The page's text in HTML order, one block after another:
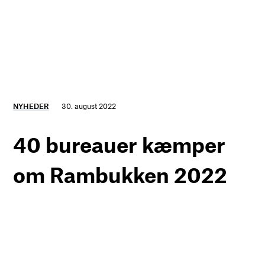
NYHEDER 30. august 2022
40 bureauer kæmper
om Rambukken 2022